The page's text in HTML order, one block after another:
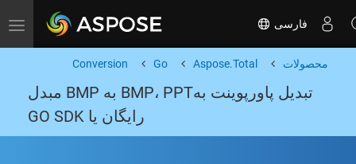
Toggle navigation فارسی
محصولات Aspose.Total
Go
Conversion
تبدیل پاورپوینت بهBMP، PPT به BMP مبدل
رایگان یا GO SDK